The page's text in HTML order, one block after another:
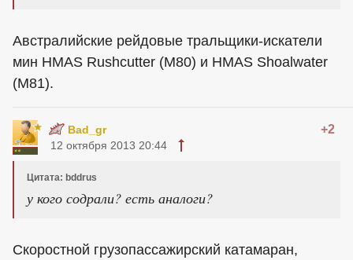
Австралийские рейдовые тральщики-искатели
мин HMAS Rushcutter (M80) и HMAS Shoalwater
(M81).
Bad_gr +2
12 октября 2013 20:44
Цитата: bddrus
у кого содрали? есть аналоги?
Скоростной грузопассажирский катамаран,